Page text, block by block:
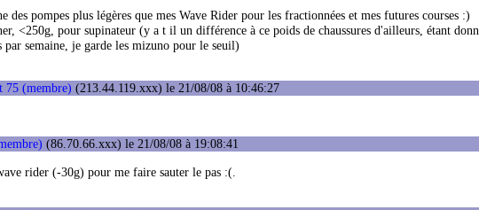
des pompes plus légères que mes Wave Rider pour les fractionnées et mes futures courses :)
<250g, pour supinateur (y a t il un différence à ce poids de chaussures d'ailleurs, étant
par semaine, je garde les mizuno pour le seuil)
75 (membre) (213.44.119.xxx) le 21/08/08 à 10:46:27
(86.70.66.xxx) le 21/08/08 à 19:08:41
rider (-30g) pour me faire sauter le pas :(.